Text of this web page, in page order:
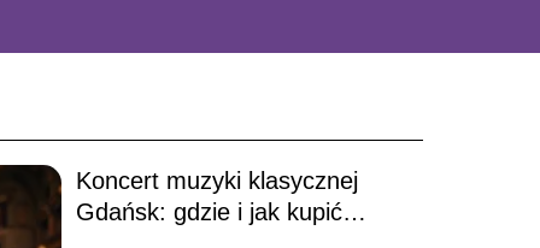
Koncert muzyki klasycznej
Gdańsk: gdzie i jak kupić